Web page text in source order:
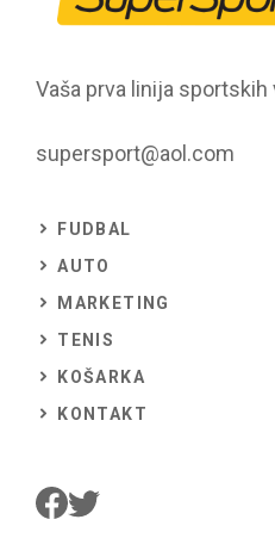
Vaša prva linija sportskih
supersport@aol.com
FUDBAL
AUTO
MARKETING
TENIS
KOŠARKA
KONTAKT